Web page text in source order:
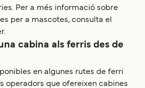
Per a més informació sobre
per a mascotes, consulta el
cabina als ferris des de
en algunes rutes de ferri
operadors que ofereixen cabines